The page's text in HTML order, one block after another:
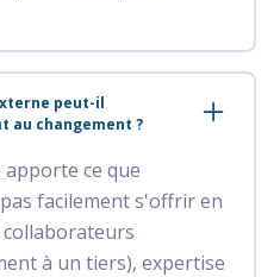
peut-il
au changement ?
ce que
facilement s'offrir en
à un tiers), expertise